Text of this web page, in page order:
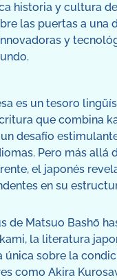
historia y cultura
las puertas a una
y
es un tesoro
que combina
desafío
Pero más allá
el japonés
en su
de Matsuo Bashō
la literatura
única sobre la
como Akira